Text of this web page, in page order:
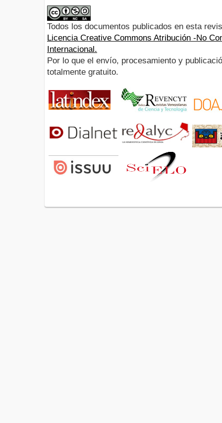
Todos los documentos publicados en esta
Licencia Creative Commons Atribución -No
Internacional.
Por lo que el envío, procesamiento y
totalmente gratuito.